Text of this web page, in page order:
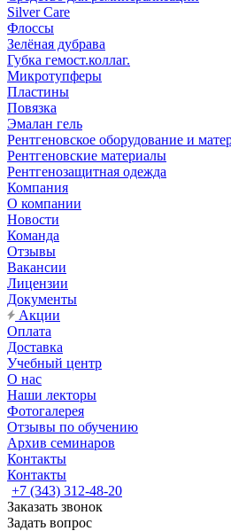
Silver Care
Флоссы
Зелёная дубрава
Губка гемост.коллаг.
Микротупферы
Пластины
Повязка
Эмалан гель
Рентгеновское оборудование и
Рентгеновские материалы
Рентгенозащитная одежда
Компания
О компании
Новости
Команда
Отзывы
Вакансии
Лицензии
Документы
Акции
Оплата
Доставка
Учебный центр
О нас
Наши лекторы
Фотогалерея
Отзывы по обучению
Архив семинаров
Контакты
Контакты
+7 (343) 312-48-20
Заказать звонок
Задать вопрос